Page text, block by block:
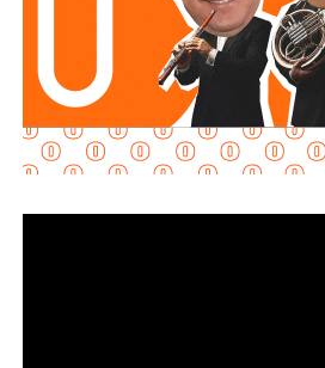
De igual manera, se sancionará a
conocimiento de la existencia de
alimentaria o de un proceso judicial
deudor a ocultar bienes, acepten
aparentes de estos o realicen
con el propósito de evitar que se
principalmente hacia Circuito
incorporación desde avenida de las
secundaria, los automovilistas
misma vialidad para incorporarse a
con dirección a avenida de la
fraccionamiento Simón Díaz.
Como parte de la estrategia de